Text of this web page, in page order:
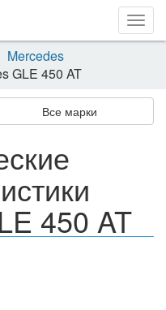
Mercedes
GLE 450 AT
Все марки
450 AT